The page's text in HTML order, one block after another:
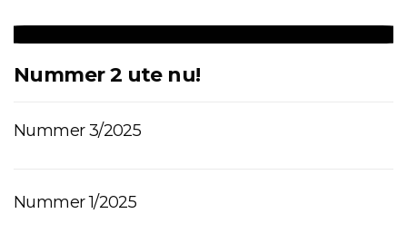
Nummer 2 ute nu!
Nummer 3/2025
Nummer 1/2025